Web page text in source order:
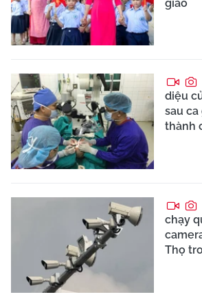
giáo
diệu
sau ca
thành
chạy
Thọ